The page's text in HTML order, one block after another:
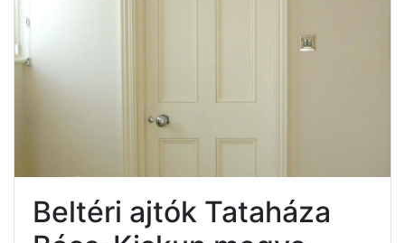
Beltéri ajtók Tataháza